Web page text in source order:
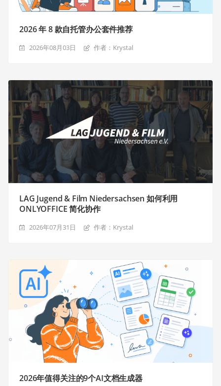
2026 年 8 款自托管办公套件推荐
2026年08月03日 作者：Krystal
LAG Jugend & Film Niedersachsen 如何利用
ONLYOFFICE 简化协作
2026年07月31日 作者：Krystal
2026年值得关注的9个AI文档生成器